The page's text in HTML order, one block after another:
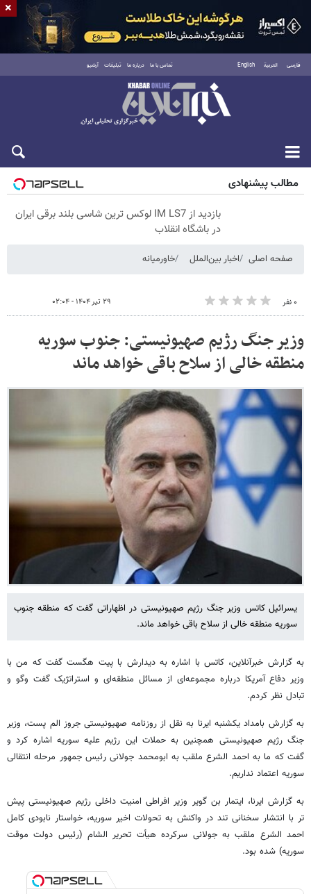
فارسی العربية English تماس با ما درباره ما تبلیغات آرشیو
پنجشنبه ۱۵ مرداد ۱۴۰۵
مطالب پیشنهادی
بازدید از IM LS7 لوکس ترین شاسی بلند برقی ایران
در باشگاه انقلاب
صفحه اصلی اخبار بین‌الملل خاورمیانه
۰ نفر ۲۹ تیر ۱۴۰۴ - ۰۲:۰۴
وزیر جنگ رژیم صهیونیستی: جنوب سوریه
منطقه خالی از سلاح باقی خواهد ماند
یسرائیل کاتس وزیر جنگ رژیم صهیونیستی در اظهاراتی گفت که منطقه جنوب
سوریه منطقه خالی از سلاح باقی خواهد ماند.
به گزارش خبرآنلاین، کاتس با اشاره به دیدارش با پیت هگست گفت که من با
وزیر دفاع آمریکا درباره مجموعه‌ای از مسائل منطقه‌ای و استراتژیک گفت وگو و
تبادل نظر کردم.
به گزارش بامداد یکشنبه ایرنا به نقل از روزنامه صهیونیستی جروز الم پست، وزیر
جنگ رژیم صهیونیستی همچنین به حملات این رژیم علیه سوریه اشاره کرد و
گفت که ما به احمد الشرع ملقب به ابومحمد جولانی رئیس جمهور مرحله انتقالی
سوریه اعتماد نداریم.
به گزارش ایرنا، ایتمار بن‌ گویر وزیر افراطی امنیت داخلی رژیم صهیونیستی پیش
تر با انتشار سخنانی تند در واکنش به تحولات اخیر سوریه، خواستار نابودی کامل
احمد الشرع ملقب به جولانی سرکرده هیأت تحریر الشام (رئیس دولت موقت
سوریه) شده بود.
×